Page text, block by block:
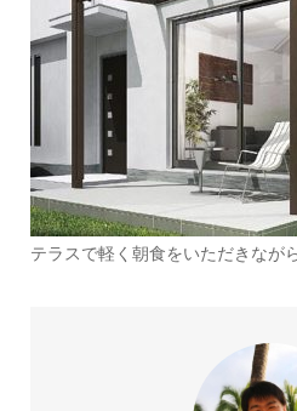
テラスで軽く朝食をいただきなが